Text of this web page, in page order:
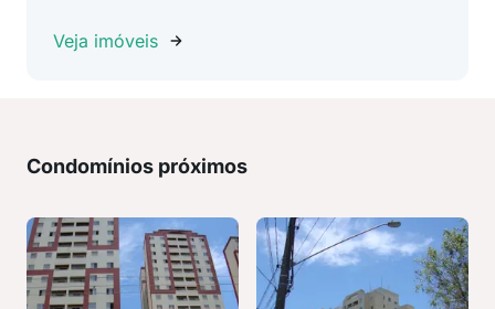
Veja imóveis
Condomínios próximos